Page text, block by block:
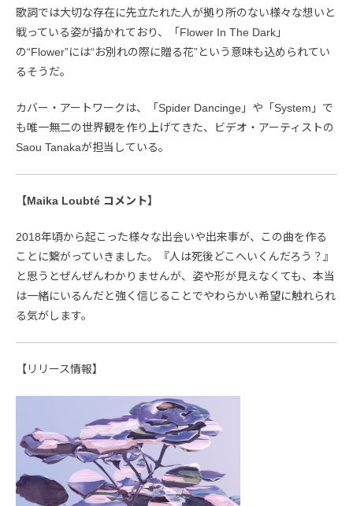
歌詞では大切な存在に先立たれた人が拠り所のない様々な想いと
戦っている姿が描かれており、「Flower In The Dark」
の“Flower”には“お別れの際に贈る花”という意味も込められてい
るそうだ。
カバー・アートワークは、「Spider Dancinge」や「System」で
も唯一無二の世界観を作り上げてきた、ビデオ・アーティストの
Saou Tanakaが担当している。
【Maika Loubté コメント】
2018年頃から起こった様々な出会いや出来事が、この曲を作る
ことに繋がっていきました。『人は死後どこへいくんだろう？』
と思うとぜんぜんわかりませんが、姿や形が見えなくても、本当
は一緒にいるんだと強く信じることでやわらかい希望に触れられ
る気がします。
【リリース情報】